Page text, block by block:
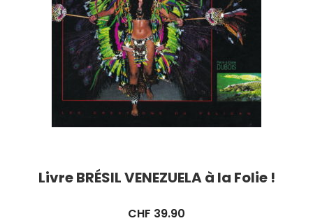
Livre BRÉSIL VENEZUELA à la Folie !
CHF 39.90